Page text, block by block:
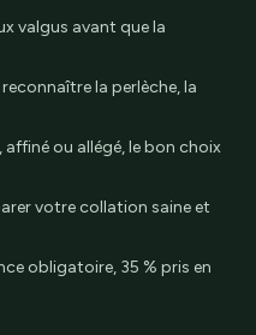
valgus avant que la
la perlèche, la
ou allégé, le bon choix
votre collation saine et
obligatoire, 35 % pris en